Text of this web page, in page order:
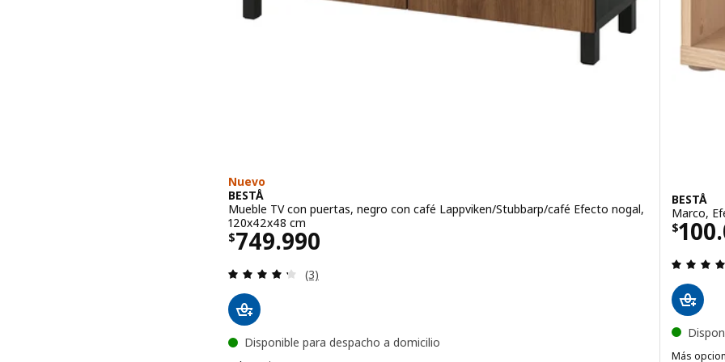
Nuevo
BESTÅ
Mueble TV con puertas, negro con café Lappviken/Stubbarp/café Efecto nogal,
120x42x48 cm
$749.990
El precio $ 749990
Evaluación: 4.3 de 5 estrellas. Evaluaciones:
(3)
Disponible para despacho a domicilio
BESTÅ
Marco,
$
El
Más